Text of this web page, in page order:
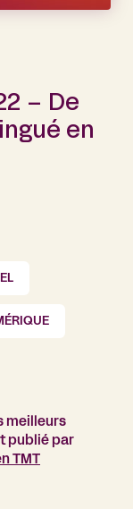
– De
en
meilleurs
publié par
TMT